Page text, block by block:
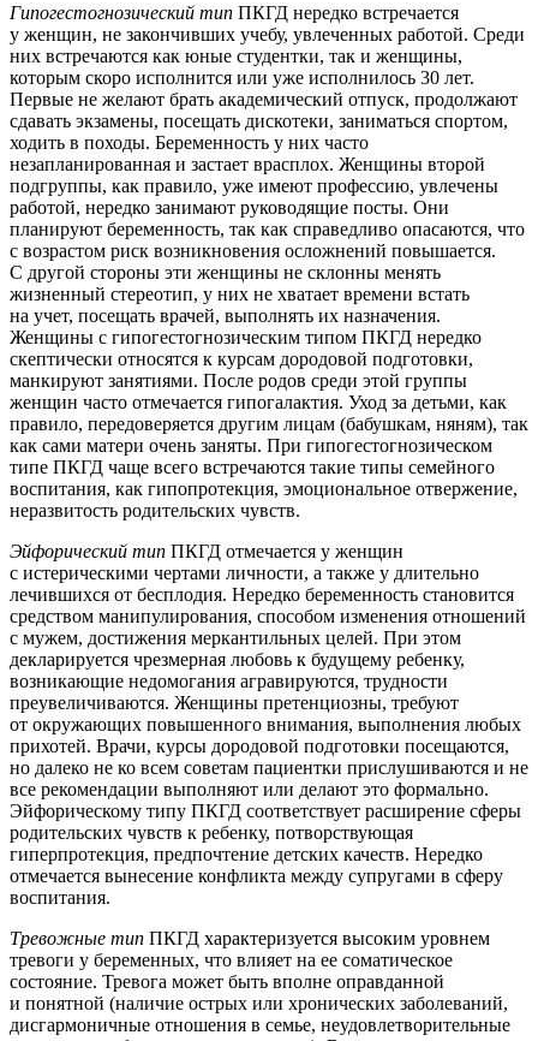
Гипогестогнозический тип ПКГД нередко встречается
у женщин, не закончивших учебу, увлеченных работой. Среди
них встречаются как юные студентки, так и женщины,
которым скоро исполнится или уже исполнилось 30 лет.
Первые не желают брать академический отпуск, продолжают
сдавать экзамены, посещать дискотеки, заниматься спортом,
ходить в походы. Беременность у них часто
незапланированная и застает врасплох. Женщины второй
подгруппы, как правило, уже имеют профессию, увлечены
работой, нередко занимают руководящие посты. Они
планируют беременность, так как справедливо опасаются, что
с возрастом риск возникновения осложнений повышается.
С другой стороны эти женщины не склонны менять
жизненный стереотип, у них не хватает времени встать
на учет, посещать врачей, выполнять их назначения.
Женщины с гипогестогнозическим типом ПКГД нередко
скептически относятся к курсам дородовой подготовки,
манкируют занятиями. После родов среди этой группы
женщин часто отмечается гипогалактия. Уход за детьми, как
правило, передоверяется другим лицам (бабушкам, няням), так
как сами матери очень заняты. При гипогестогнозическом
типе ПКГД чаще всего встречаются такие типы семейного
воспитания, как гипопротекция, эмоциональное отвержение,
неразвитость родительских чувств.
Эйфорический тип ПКГД отмечается у женщин
с истерическими чертами личности, а также у длительно
лечившихся от бесплодия. Нередко беременность становится
средством манипулирования, способом изменения отношений
с мужем, достижения меркантильных целей. При этом
декларируется чрезмерная любовь к будущему ребенку,
возникающие недомогания агравируются, трудности
преувеличиваются. Женщины претенциозны, требуют
от окружающих повышенного внимания, выполнения любых
прихотей. Врачи, курсы дородовой подготовки посещаются,
но далеко не ко всем советам пациентки прислушиваются и не
все рекомендации выполняют или делают это формально.
Эйфорическому типу ПКГД соответствует расширение сферы
родительских чувств к ребенку, потворствующая
гиперпротекция, предпочтение детских качеств. Нередко
отмечается вынесение конфликта между супругами в сферу
воспитания.
Тревожные тип ПКГД характеризуется высоким уровнем
тревоги у беременных, что влияет на ее соматическое
состояние. Тревога может быть вполне оправданной
и понятной (наличие острых или хронических заболеваний,
дисгармоничные отношения в семье, неудовлетворительные